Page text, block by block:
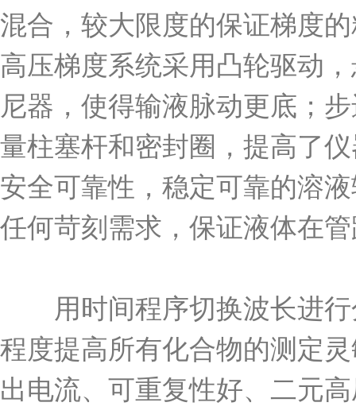
混合，较大限度的保证梯度
高压梯度系统采用凸轮驱动
尼器，使得输液脉动更底；
量柱塞杆和密封圈，提高了
安全可靠性，稳定可靠的溶
任何苛刻需求，保证液体在
用时间程序切换波长进行
程度提高所有化合物的测定
出电流、可重复性好、二元